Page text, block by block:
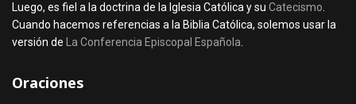
Luego, es fiel a la doctrina de la Iglesia Católica y su Catecismo
Cuando hacemos referencias a la Biblia Católica, solemos usar la
versión de
La Conferencia Episcopal Española
Oraciones